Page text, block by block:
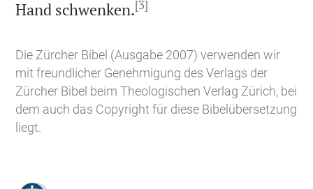
Hand schwenken.[3]
Die Zürcher Bibel (Ausgabe 2007) verwenden wir
mit freundlicher Genehmigung des Verlags der
Zürcher Bibel beim Theologischen Verlag Zürich, bei
dem auch das Copyright für diese Bibelübersetzung
liegt.